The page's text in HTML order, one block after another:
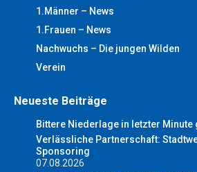
1.Männer – News
1.Frauen – News
Nachwuchs – Die jungen Wilden
Verein
Neueste Beiträge
Bittere Niederlage in letzter Minute
Verlässliche Partnerschaft:
Sponsoring
07.08.2026